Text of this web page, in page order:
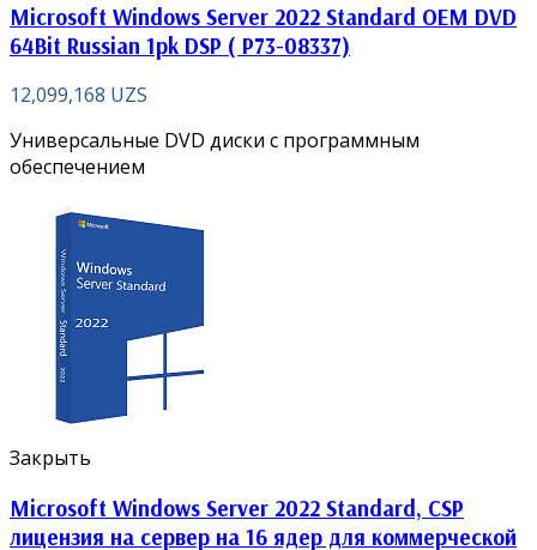
Microsoft Windows Server 2022 Standard OEM DVD
64Bit Russian 1pk DSP ( P73-08337)
12,099,168 UZS
Универсальные DVD диски с программным
обеспечением
Закрыть
Microsoft Windows Server 2022 Standard, CSP
лицензия на сервер на 16 ядер для коммерческой